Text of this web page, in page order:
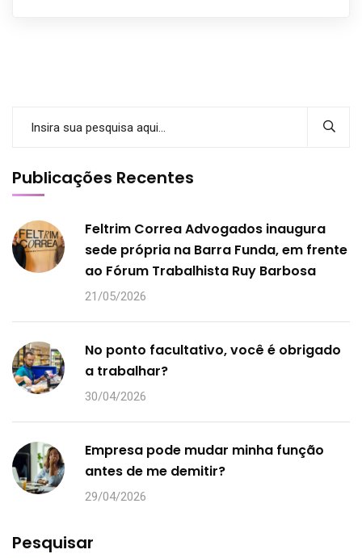
Publicações Recentes
Feltrim Correa Advogados inaugura
sede própria na Barra Funda, em frente
ao Fórum Trabalhista Ruy Barbosa
21/05/2026
No ponto facultativo, você é obrigado
a trabalhar?
30/04/2026
Empresa pode mudar minha função
antes de me demitir?
29/04/2026
Pesquisar